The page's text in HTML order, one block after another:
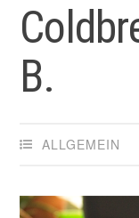
B.
ALLGEMEIN